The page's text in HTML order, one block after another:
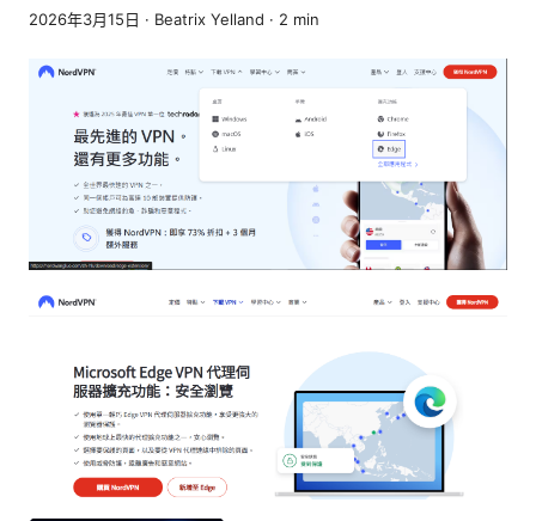
2026年3月15日 · Beatrix Yelland · 2 min